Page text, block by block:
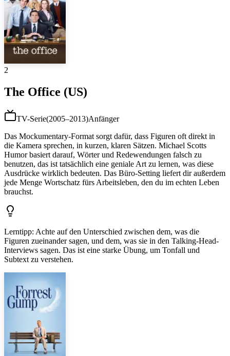
2
The Office (US)
TV-Serie(2005–2013)Anfänger
Das Mockumentary-Format sorgt dafür, dass Figuren oft direkt in
die Kamera sprechen, in kurzen, klaren Sätzen. Michael Scotts
Humor basiert darauf, Wörter und Redewendungen falsch zu
benutzen, das ist tatsächlich eine geniale Art zu lernen, was diese
Ausdrücke wirklich bedeuten. Das Büro-Setting liefert dir außerdem
jede Menge Wortschatz fürs Arbeitsleben, den du im echten Leben
brauchst.
Lerntipp: Achte auf den Unterschied zwischen dem, was die
Figuren zueinander sagen, und dem, was sie in den Talking-Head-
Interviews sagen. Das ist eine starke Übung, um Tonfall und
Subtext zu verstehen.